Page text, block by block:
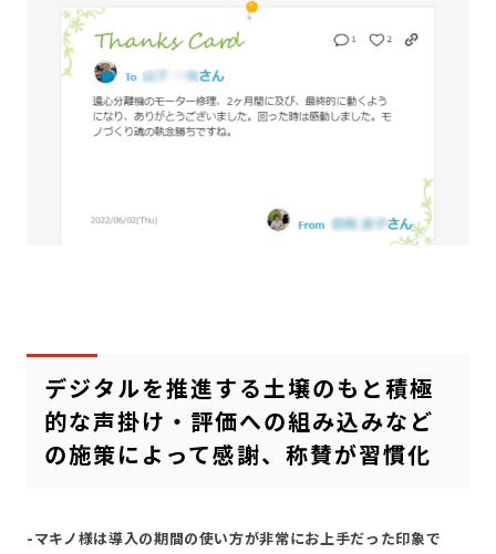
デジタルを推進する土壌のもと積極
的な声掛け・評価への組み込みなど
の施策によって感謝、称賛が習慣化
-マキノ様は導入の期間の使い方が非常にお上手だった印象で